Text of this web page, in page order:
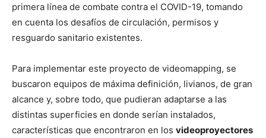
primera línea de combate contra el COVID-19, tomando
en cuenta los desafíos de circulación, permisos y
resguardo sanitario existentes.
Para implementar este proyecto de videomapping, se
buscaron equipos de máxima definición, livianos, de gran
alcance y, sobre todo, que pudieran adaptarse a las
distintas superficies en donde serían instalados,
características que encontraron en los videoproyectores